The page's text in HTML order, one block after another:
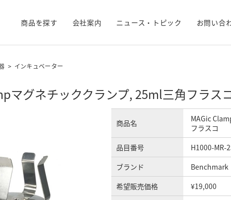
商品を探す 会社案内 ニュース・トピック
お問い合
> インキュベーター
マグネチッククランプ, 25ml三角フラス
商品名
MAGic
フラスコ
品目番号
H1000-MR-
ブランド
Benchmark
希望販売価格
¥19,000